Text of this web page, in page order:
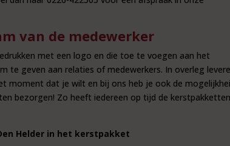
van de medewerker
met een logo en die toe te voegen aan het
te geven aan relaties of medewerkers. In overleg
moment dat je wilt en bij ons heb je ook de
bezorgen! Zo heeft iedereen op tijd de
Helder in het kerstpakket